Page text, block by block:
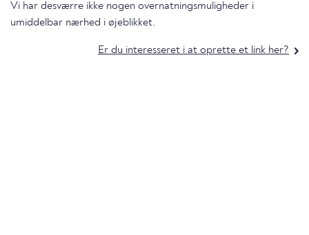
Vi har desværre ikke nogen overnatningsmuligheder i
umiddelbar nærhed i øjeblikket.
Er du interesseret i at oprette et link her?